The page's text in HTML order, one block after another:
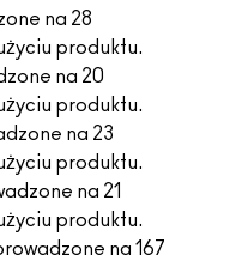
na 28
produktu.
na 20
produktu.
na 23
produktu.
na 21
produktu.
na 167